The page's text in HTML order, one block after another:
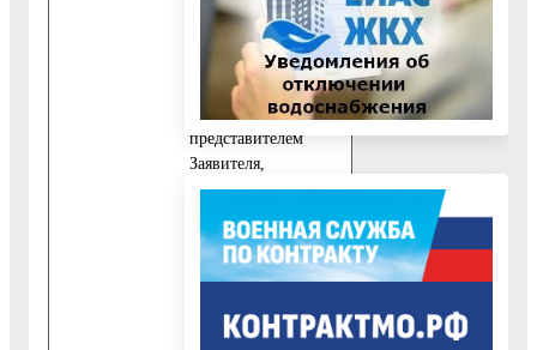
10.3. При
обращении за
получением
Муниципальной
услуги
представителем
Заявителя,
уполномоченного на
получение
результата
предоставления
Муниципальной
услуги,